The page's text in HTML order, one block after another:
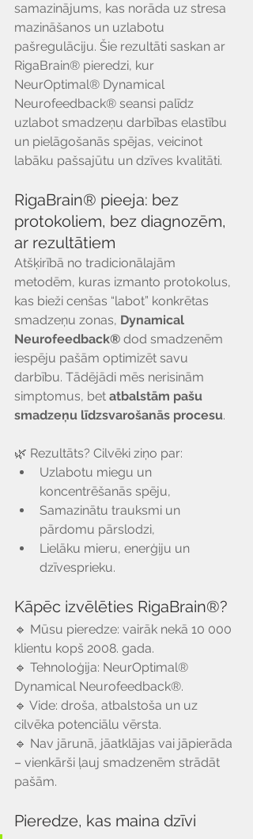
samazinājums, kas norāda uz stresa
mazināšanos un uzlabotu
pašregulāciju. Šie rezultāti saskan ar
RigaBrain® pieredzi, kur
NeurOptimal® Dynamical
Neurofeedback® seansi palīdz
uzlabot smadzeņu darbības elastību
un pielāgošanās spējas, veicinot
labāku pašsajūtu un dzīves kvalitāti.
RigaBrain® pieeja: bez
protokoliem, bez diagnozēm,
ar rezultātiem
Atšķirībā no tradicionālajām
metodēm, kuras izmanto protokolus,
kas bieži cenšas “labot” konkrētas
smadzeņu zonas, Dynamical
Neurofeedback® dod smadzenēm
iespēju pašām optimizēt savu
darbību. Tādējādi mēs nerisinām
simptomus, bet atbalstām pašu
smadzeņu līdzsvarošanās procesu.
🌿 Rezultāts? Cilvēki ziņo par:
Uzlabotu miegu un
koncentrēšanās spēju,
Samazinātu trauksmi un
pārdomu pārslodzi,
Lielāku mieru, enerģiju un
dzīvesprieku.
Kāpēc izvēlēties RigaBrain®?
🔹 Mūsu pieredze: vairāk nekā 10 000
klientu kopš 2008. gada.
🔹 Tehnoloģija: NeurOptimal®
Dynamical Neurofeedback®.
🔹 Vide: droša, atbalstoša un uz
cilvēka potenciālu vērsta.
🔹 Nav jārunā, jāatklājas vai jāpierāda
– vienkārši ļauj smadzenēm strādāt
pašām.
Pieredze, kas maina dzīvi